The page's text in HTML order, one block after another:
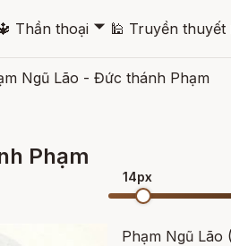
Thần thoại 🞃 🕌 Truyền thuyết
Ngũ Lão - Đức thánh Phạm
Phạm
14px
Phạm Ngũ Lão